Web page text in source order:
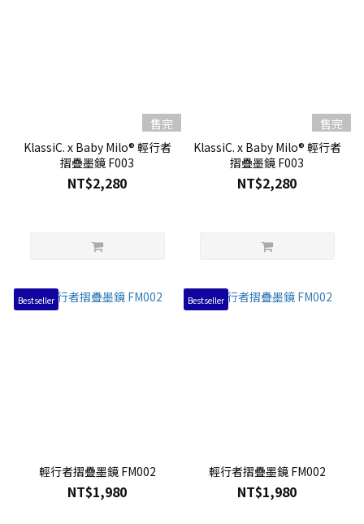
售完
KlassiC. x Baby Milo® 輕行者
摺疊墨鏡 F003
NT$2,280
售完
KlassiC. x Baby Milo® 輕行者
摺疊墨鏡 F003
NT$2,280
Bestseller
輕行者摺疊墨鏡 FM002
NT$1,980
Bestseller
輕行者摺疊墨鏡 FM002
NT$1,980